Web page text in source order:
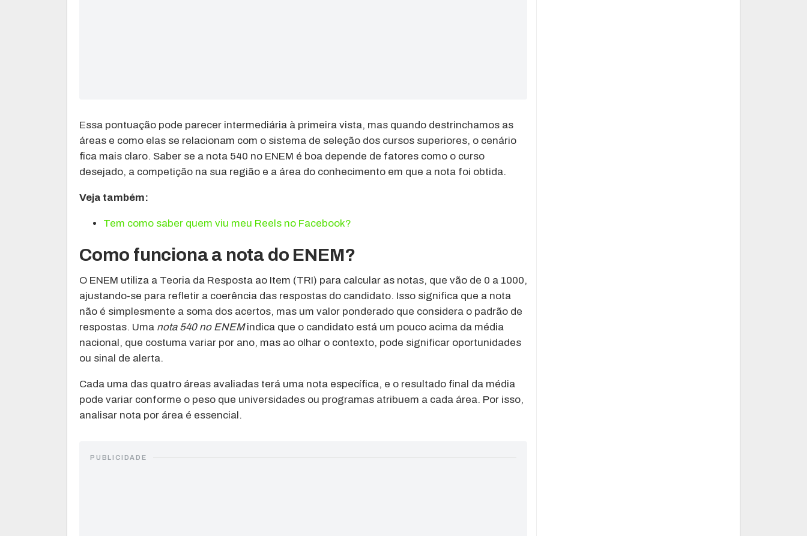
Essa pontuação pode parecer intermediária à primeira vista, mas quando destrinchamos as
áreas e como elas se relacionam com o sistema de seleção dos cursos superiores, o cenário
fica mais claro. Saber se a nota 540 no ENEM é boa depende de fatores como o curso
desejado, a competição na sua região e a área do conhecimento em que a nota foi obtida.
Veja também:
Tem como saber quem viu meu Reels no Facebook?
Como funciona a nota do ENEM?
O ENEM utiliza a Teoria da Resposta ao Item (TRI) para calcular as notas, que vão de 0 a 1000,
ajustando-se para refletir a coerência das respostas do candidato. Isso significa que a nota
não é simplesmente a soma dos acertos, mas um valor ponderado que considera o padrão de
respostas. Uma nota 540 no ENEMindica que o candidato está um pouco acima da média
nacional, que costuma variar por ano, mas ao olhar o contexto, pode significar oportunidades
ou sinal de alerta.
Cada uma das quatro áreas avaliadas terá uma nota específica, e o resultado final da média
pode variar conforme o peso que universidades ou programas atribuem a cada área. Por isso,
analisar nota por área é essencial.
PUBLICIDADE